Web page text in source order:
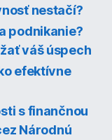
nestačí?
podnikanie?
váš úspech
efektívne
s finančnou
Národnú